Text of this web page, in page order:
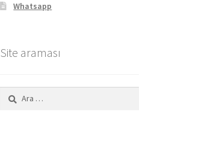
Whatsapp
Site araması
Arama: